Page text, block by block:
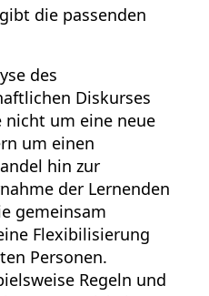
die passenden
des
Diskurses
nicht um eine neue
um einen
hin zur
der Lernenden
gemeinsam
Flexibilisierung
Personen.
Regeln und